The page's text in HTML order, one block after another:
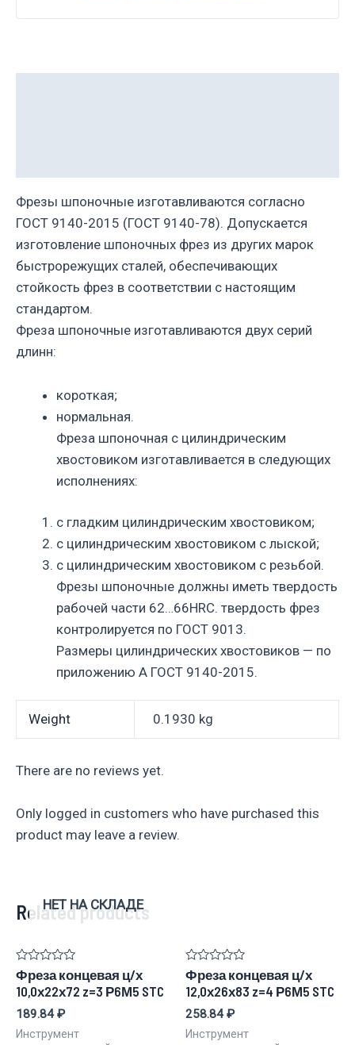
Фрезы шпоночные изготавливаются согласно
ГОСТ 9140-2015 (ГОСТ 9140-78). Допускается
изготовление шпоночных фрез из других марок
быстрорежущих сталей, обеспечивающих
стойкость фрез в соответствии с настоящим
стандартом.
Фреза шпоночные изготавливаются двух серий
длинн:
короткая;
нормальная.
Фреза шпоночная с цилиндрическим
хвостовиком изготавливается в следующих
исполнениях:
с гладким цилиндрическим хвостовиком;
с цилиндрическим хвостовиком с лыской;
с цилиндрическим хвостовиком с резьбой.
Фрезы шпоночные должны иметь твердость
рабочей части 62…66HRC. твердость фрез
контролируется по ГОСТ 9013.
Размеры цилиндрических хвостовиков — по
приложению А ГОСТ 9140-2015.
Weight 0.1930 kg
There are no reviews yet.
Only logged in customers who have purchased this
product may leave a review.
Related products
НЕТ НА СКЛАДЕ
Rated
0
out
5
Фреза концевая ц/х
10,0х22х72 z=3 Р6М5 STC
189.84₽
Инструмент
Rated
0
out
5
Фреза концевая ц/х
12,0х26х83 z=4 Р6М5 STC
258.84₽
Инструмент